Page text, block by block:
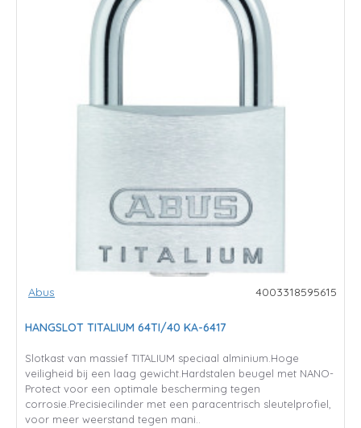
Abus 4003318595615
HANGSLOT TITALIUM 64TI/40 KA-6417
Slotkast van massief TITALIUM speciaal alminium.Hoge
veiligheid bij een laag gewicht.Hardstalen beugel met NANO-
Protect voor een optimale bescherming tegen
corrosie.Precisiecilinder met een paracentrisch sleutelprofiel,
voor meer weerstand tegen mani..